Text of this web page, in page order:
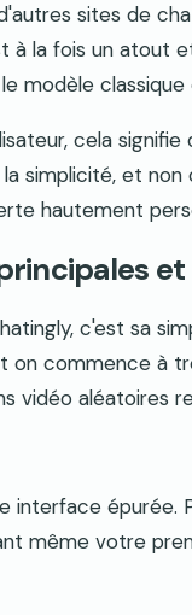
sites de
à la fois un atout
modèle
cela
simplicité, et
hautement
c'est sa
on commence à
vidéo aléatoires
interface épurée.
même votre